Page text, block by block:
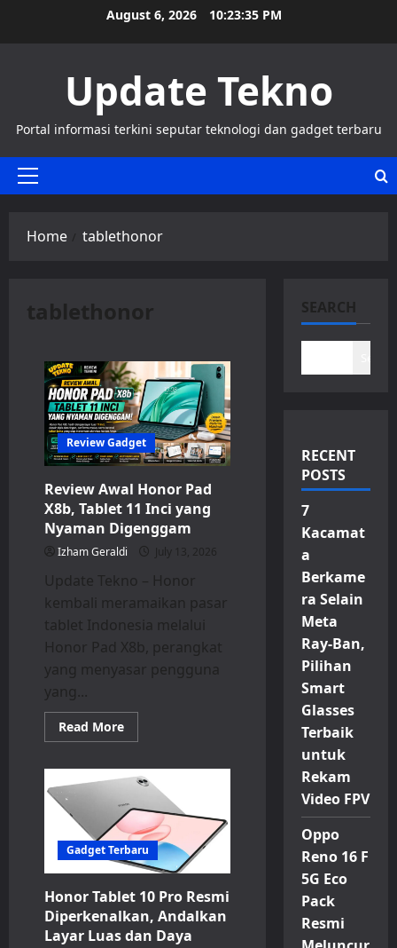
August 6, 2026 10:23:35 PM
Update Tekno
Portal informasi terkini seputar teknologi dan gadget terbaru
Primary
Home tablethonor
tablethonor
Review Gadget
Review Awal Honor Pad
X8b, Tablet 11 Inci yang
Nyaman Digenggam
Izham Geraldi July 13, 2026
Update Tekno – Honor
kembali meramaikan pasar
tablet Indonesia melalui
Honor Pad X8b, perangkat
yang menyasar pengguna
yang...
Read MoreRead
more
Awal
Honor
Pad
X8b,
Tablet
11
Inci
yang
Nyaman
Digenggam
Gadget Terbaru
Honor Tablet 10 Pro Resmi
Diperkenalkan, Andalkan
Layar Luas dan Daya
SEARCH
RECENT
POSTS
7
Kacamat
a
Berkame
ra Selain
Meta
Ray-Ban,
Pilihan
Smart
Glasses
Terbaik
untuk
Rekam
Video FPV
Oppo
Reno 16 F
5G Eco
Pack
Resmi